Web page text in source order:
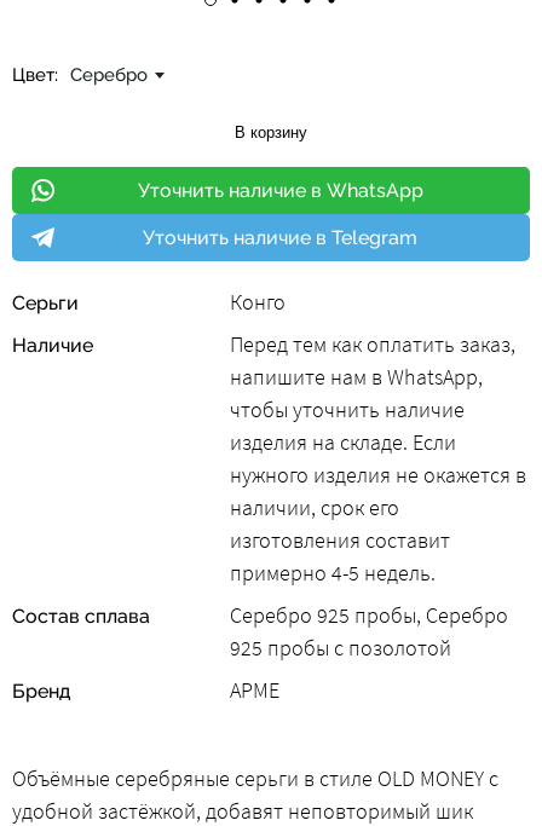
Цвет: Серебро
В корзину
Уточнить наличие в WhatsApp
Уточнить наличие в Telegram
Серьги Конго
Наличие
Перед тем как оплатить заказ,
напишите нам в WhatsApp,
чтобы уточнить наличие
изделия на складе. Если
нужного изделия не окажется в
наличии, срок его
изготовления составит
примерно 4-5 недель.
Состав сплава
Серебро 925 пробы, Серебро
925 пробы с позолотой
Бренд АРМЕ
Объёмные серебряные серьги в стиле OLD MONEY с
удобной застёжкой, добавят неповторимый шик